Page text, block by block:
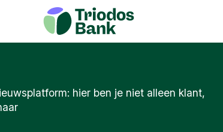
hier ben je niet alleen klant,